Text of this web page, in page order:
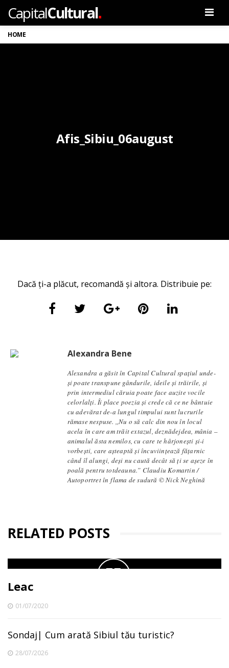
CapitalCultural.
HOME
Afis_Sibiu_06august
Dacă ți-a plăcut, recomandă și altora. Distribuie pe:
Alexandra Bene
Alexandra a găsit în Capital Cultural spațiul unde-
și poate transpune gândurile, ideile și trăirile, și
prin intermediul căruia poate face auzite vocile
celorlalți. Îi place poezia și crede că ce ne bântuie
cu adevărat de-a lungul timpului sunt lucrurile
rămase nespuse. ,,Nu o să calc din nou în locul
acela în care am trăit extazul, deznădejdea, mânia –
animalul ăsta nemilos, cu care te hârjonești și-i
vorbești, care așteaptă și încuviințează fățarnic
când îl alungi, deși nu caută decât să ți se așeze în
poală pentru totdeauna.” Claudiu Komartin /
Autoportret în flama de sudură © Nick Neghină
RELATED POSTS
Leac
01/07/2020
Sondaj| Cum arată Sibiul tău turistic?
28/07/2026